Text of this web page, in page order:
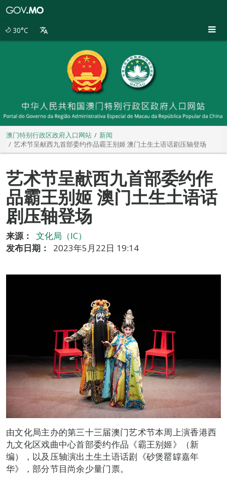
30°C
澳门特别行政区政府入口网站
新闻
艺术节呈献西九首部委约作品霸王别姬 澳门土生土语话剧压轴登场
艺术节呈献西九首部委约作
品霸王别姬 澳门土生土语话
剧压轴登场
来源：
文化局（IC）
发布日期：
2023年5月22日 19:14
由文化局主办的第三十三届澳门艺术节本周上演香港西
九文化区戏曲中心首部委约作品《霸王别姬》（新
编），以及压轴演出土生土语话剧《砂煲罂罉嘉年
华》，部分节目尚余少量门票。